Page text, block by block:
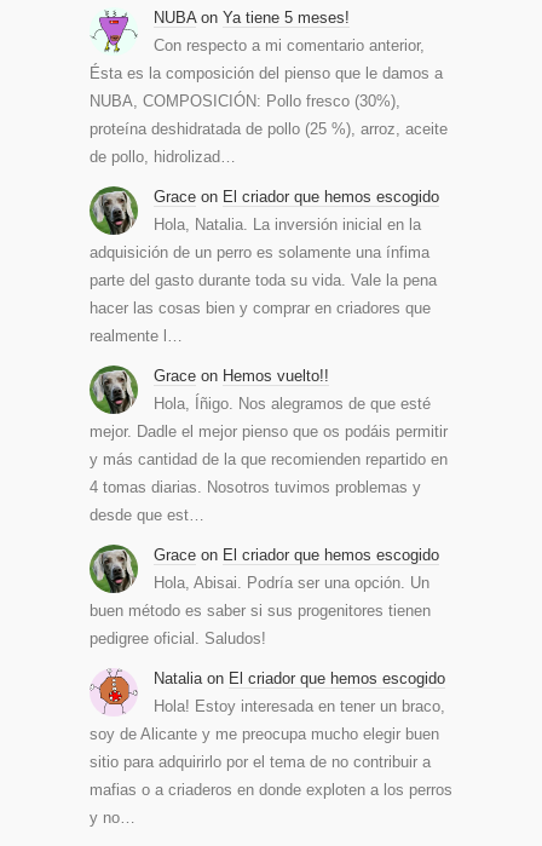
NUBA on Ya tiene 5 meses!
Con respecto a mi comentario anterior,
Ésta es la composición del pienso que le damos a
NUBA, COMPOSICIÓN: Pollo fresco (30%),
proteína deshidratada de pollo (25 %), arroz, aceite
de pollo, hidrolizad…
Grace on El criador que hemos escogido
Hola, Natalia. La inversión inicial en la
adquisición de un perro es solamente una ínfima
parte del gasto durante toda su vida. Vale la pena
hacer las cosas bien y comprar en criadores que
realmente l…
Grace on Hemos vuelto!!
Hola, Íñigo. Nos alegramos de que esté
mejor. Dadle el mejor pienso que os podáis permitir
y más cantidad de la que recomienden repartido en
4 tomas diarias. Nosotros tuvimos problemas y
desde que est…
Grace on El criador que hemos escogido
Hola, Abisai. Podría ser una opción. Un
buen método es saber si sus progenitores tienen
pedigree oficial. Saludos!
Natalia on El criador que hemos escogido
Hola! Estoy interesada en tener un braco,
soy de Alicante y me preocupa mucho elegir buen
sitio para adquirirlo por el tema de no contribuir a
mafias o a criaderos en donde exploten a los perros
y no…